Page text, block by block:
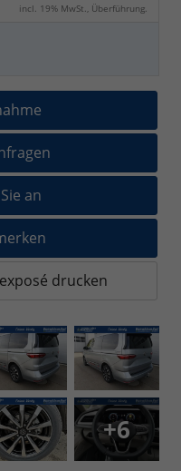
incl. 19% MwSt., Überführung.
an
drucken
+6